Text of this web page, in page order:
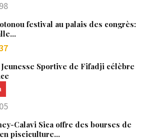
festival au palais des congrès:
Sportive de Fifadji célèbre
Calavi Sica offre des bourses de
pisciculture…